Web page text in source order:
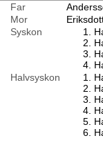
Far
Mor
Syskon
Halvsyskon